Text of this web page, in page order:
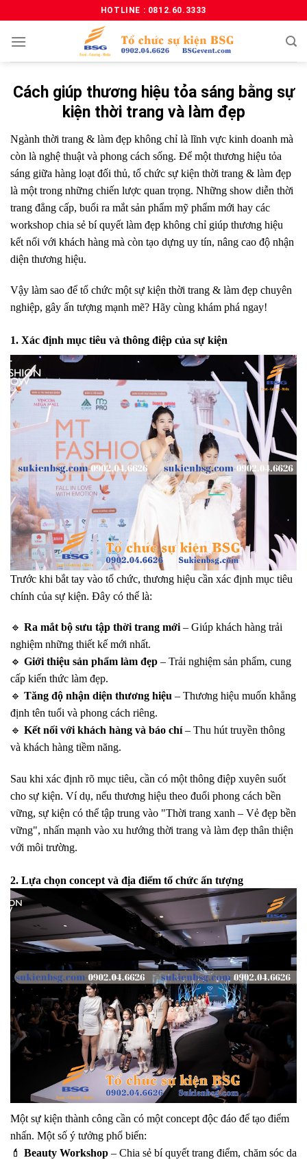
HOTLINE : 0812.60.3333
Cách giúp thương hiệu tỏa sáng bằng sự
kiện thời trang và làm đẹp
Ngành thời trang & làm đẹp không chỉ là lĩnh vực kinh doanh mà
còn là nghệ thuật và phong cách sống. Để một thương hiệu tỏa
sáng giữa hàng loạt đối thủ, tổ chức sự kiện thời trang & làm đẹp
là một trong những chiến lược quan trọng. Những show diễn thời
trang đẳng cấp, buổi ra mắt sản phẩm mỹ phẩm mới hay các
workshop chia sẻ bí quyết làm đẹp không chỉ giúp thương hiệu
kết nối với khách hàng mà còn tạo dựng uy tín, nâng cao độ nhận
diện thương hiệu.
Vậy làm sao để tổ chức một sự kiện thời trang & làm đẹp chuyên
nghiệp, gây ấn tượng mạnh mẽ? Hãy cùng khám phá ngay!
1. Xác định mục tiêu và thông điệp của sự kiện
Trước khi bắt tay vào tổ chức, thương hiệu cần xác định mục tiêu
chính của sự kiện. Đây có thể là:
🔹 Ra mắt bộ sưu tập thời trang mới – Giúp khách hàng trải
nghiệm những thiết kế mới nhất.
🔹 Giới thiệu sản phẩm làm đẹp – Trải nghiệm sản phẩm, cung
cấp kiến thức làm đẹp.
🔹 Tăng độ nhận diện thương hiệu – Thương hiệu muốn khẳng
định tên tuổi và phong cách riêng.
🔹 Kết nối với khách hàng và báo chí– Thu hút truyền thông
và khách hàng tiềm năng.
Sau khi xác định rõ mục tiêu, cần có một thông điệp xuyên suốt
cho sự kiện. Ví dụ, nếu thương hiệu theo đuổi phong cách bền
vững, sự kiện có thể tập trung vào "Thời trang xanh – Vẻ đẹp bền
vững", nhấn mạnh vào xu hướng thời trang và làm đẹp thân thiện
với môi trường.
2. Lựa chọn concept và địa điểm tổ chức ấn tượng
Một sự kiện thành công cần có mộtconcept độc đáo để tạo điểm
nhấn. Một số ý tưởng phổ biến:
💄 Beauty Workshop – Chia sẻ bí quyết trang điểm, chăm sóc da